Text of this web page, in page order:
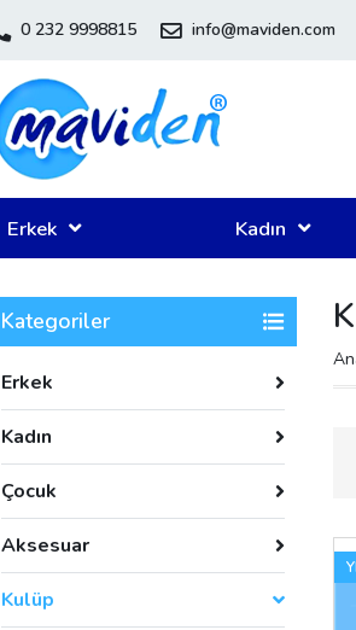
0 232 9998815 info@maviden.com
Erkek Kadın
Kategoriler
Erkek
Kadın
Çocuk
Aksesuar
Kulüp